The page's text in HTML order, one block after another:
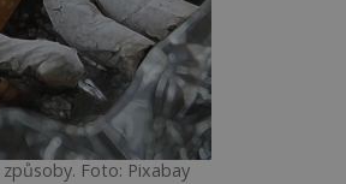
Foto: Pixabay